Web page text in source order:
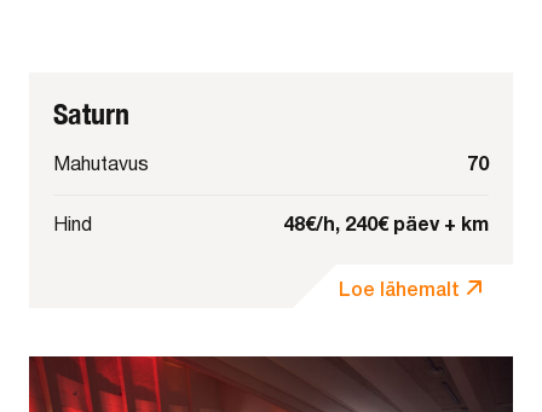
Saturn
Mahutavus 70
Hind 48€/h, 240€ päev + km
Loe lähemalt